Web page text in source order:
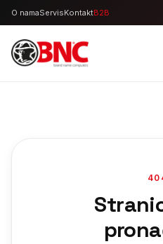
O namaServisKontaktB2B